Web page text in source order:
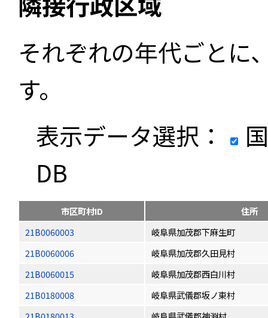
それぞれの年代ごとに
す。
表示データ選択：
DB
市区町村ID
住所
21B0060003
岐阜県加茂郡下麻生町
21B0060006
岐阜県加茂郡久田見村
21B0060015
岐阜県加茂郡西白川村
21B0180008
岐阜県武儀郡坂ノ東村